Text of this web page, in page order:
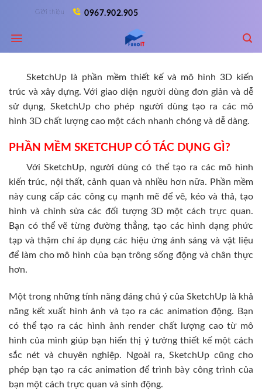
content
Giới thiệu 0967.902.905
SketchUp là phần mềm thiết kế và mô hình 3D kiến
trúc và xây dựng. Với giao diện người dùng đơn giản và dễ
sử dụng, SketchUp cho phép người dùng tạo ra các mô
hình 3D chất lượng cao một cách nhanh chóng và dễ dàng.
PHẦN MỀM SKETCHUP CÓ TÁC DỤNG GÌ?
Với SketchUp, người dùng có thể tạo ra các mô hình
kiến trúc, nội thất, cảnh quan và nhiều hơn nữa. Phần mềm
này cung cấp các công cụ mạnh mẽ để vẽ, kéo và thả, tạo
hình và chỉnh sửa các đối tượng 3D một cách trực quan.
Bạn có thể vẽ từng đường thẳng, tạo các hình dạng phức
tạp và thậm chí áp dụng các hiệu ứng ánh sáng và vật liệu
để làm cho mô hình của bạn trông sống động và chân thực
hơn.
Một trong những tính năng đáng chú ý của SketchUp là khả
năng kết xuất hình ảnh và tạo ra các animation động. Bạn
có thể tạo ra các hình ảnh render chất lượng cao từ mô
hình của mình giúp bạn hiển thị ý tưởng thiết kế một cách
sắc nét và chuyên nghiệp. Ngoài ra, SketchUp cũng cho
phép bạn tạo ra các animation để trình bày công trình của
bạn một cách trực quan và sinh động.